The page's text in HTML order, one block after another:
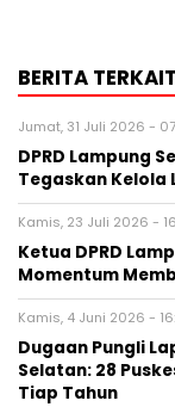
BERITA TERKAIT
Jumat, 31 Juli 2026 -
DPRD Lampung
Tegaskan Kelola
Kamis, 23 Juli 2026 -
Ketua DPRD
Momentum
Kamis, 4 Juni 2026 -
Dugaan Pungli
Selatan: 28
Tiap Tahun